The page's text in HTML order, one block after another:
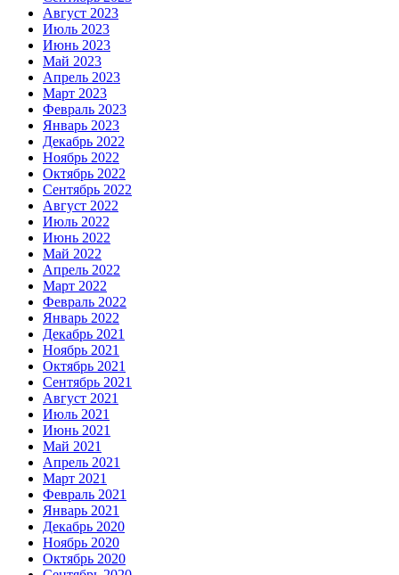
Август 2023
Июль 2023
Июнь 2023
Май 2023
Апрель 2023
Март 2023
Февраль 2023
Январь 2023
Декабрь 2022
Ноябрь 2022
Октябрь 2022
Сентябрь 2022
Август 2022
Июль 2022
Июнь 2022
Май 2022
Апрель 2022
Март 2022
Февраль 2022
Январь 2022
Декабрь 2021
Ноябрь 2021
Октябрь 2021
Сентябрь 2021
Август 2021
Июль 2021
Июнь 2021
Май 2021
Апрель 2021
Март 2021
Февраль 2021
Январь 2021
Декабрь 2020
Ноябрь 2020
Октябрь 2020